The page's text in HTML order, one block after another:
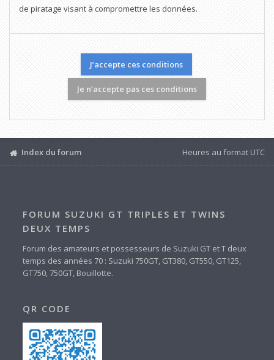
de piratage visant à compromettre les données.
Index du forum Heures au format UTC
FORUM SUZUKI GT TRIPLES ET TWINS
DEUX TEMPS
Forum des amateurs et possesseurs de Suzuki GT et T deux
temps des années 70 : Suzuki 750GT, GT380, GT550, GT125,
GT750, 750GT, Bouillotte.
QR CODE